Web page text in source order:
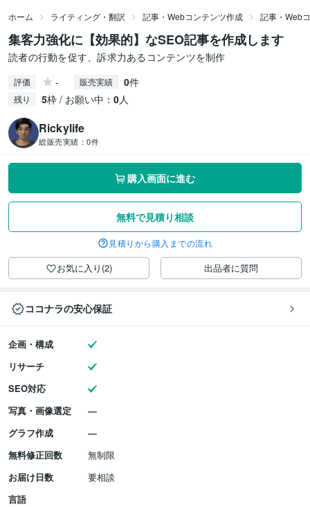
ホーム ライティング・翻訳 記事・Webコンテンツ作成 記事・Web
集客力強化に【効果的】なSEO記事を作成します
読者の行動を促す、訴求力あるコンテンツを制作
評価 - 販売実績 0件
残り 5枠 / お願い中： 0人
Rickylife
総販売実績： 0件
購入画面に進む
無料で見積り相談
見積りから購入までの流れ
お気に入り(2) 出品者に質問
ココナラの安心保証
企画・構成
リサーチ
SEO対応
写真・画像選定
グラフ作成
無料修正回数
無制限
お届け日数
要相談
言語